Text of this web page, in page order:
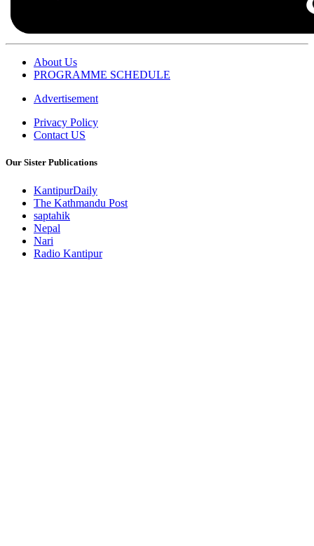
About Us
PROGRAMME SCHEDULE
Advertisement
Privacy Policy
Contact US
Our Sister Publications
KantipurDaily
The Kathmandu Post
saptahik
Nepal
Nari
Radio Kantipur